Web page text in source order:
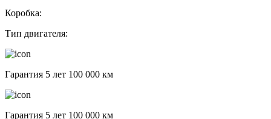
Коробка:
Тип двигателя:
Гарантия 5 лет 100 000 км
Гарантия 5 лет 100 000 км